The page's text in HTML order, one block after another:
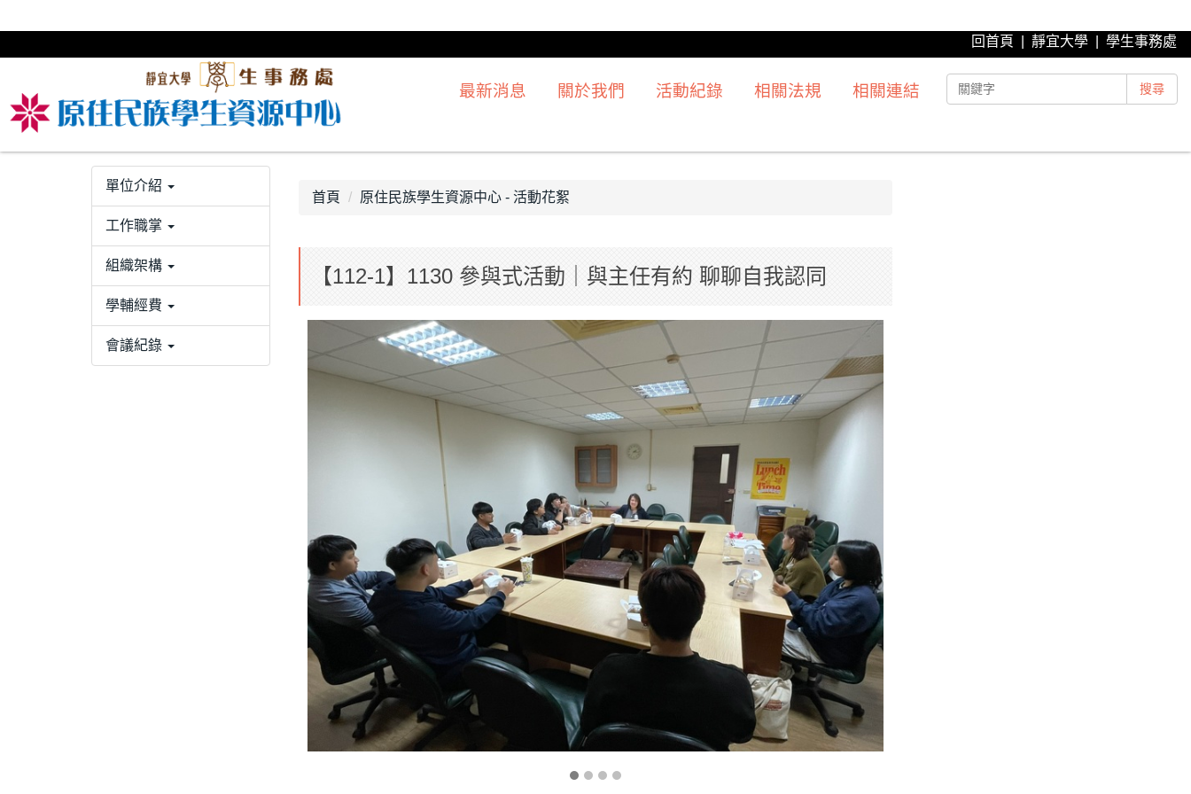
到
主
容
回首頁 靜宜大學 學生事務處
最新消息 關於我們 活動紀錄 相關法規 相關連結 搜尋
單位介紹
工作職掌
組織架構
學輔經費
會議紀錄
首頁 原住民族學生資源中心 - 活動花絮
【112-1】1130 參與式活動｜與主任有約 聊聊自我認同